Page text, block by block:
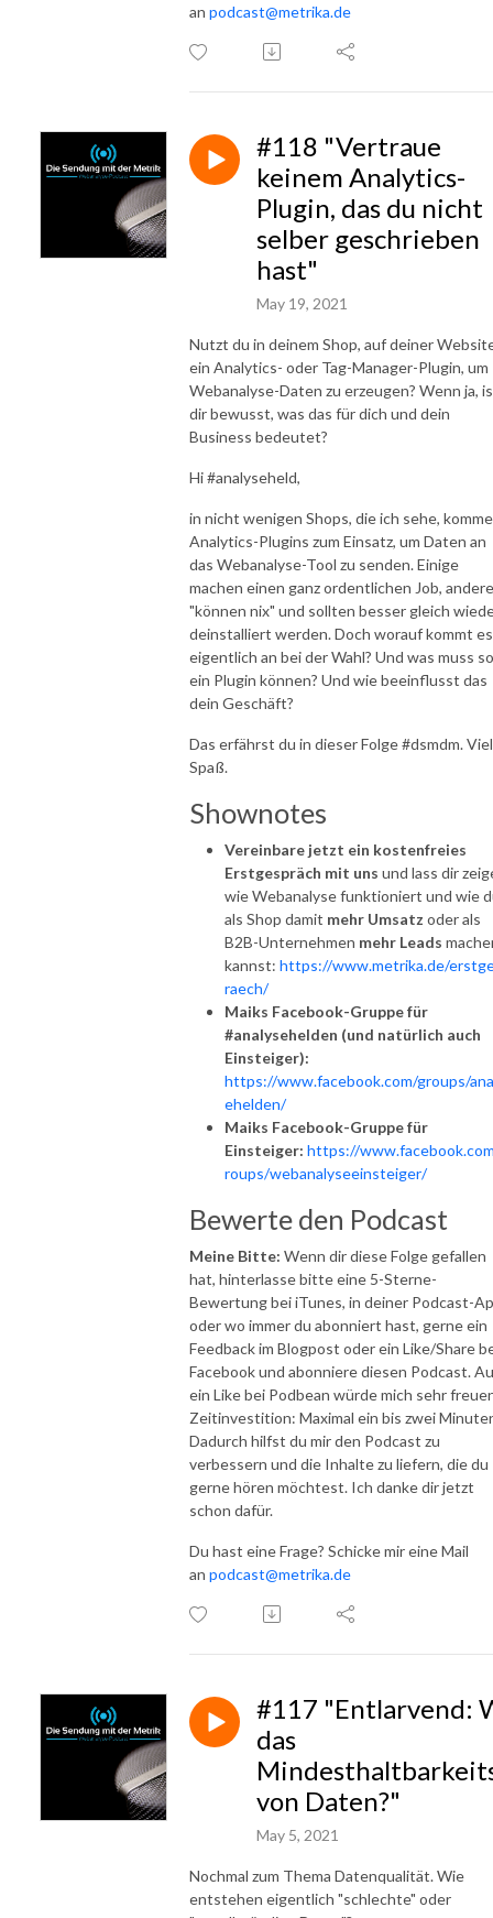
an podcast@metrika.de
#118 "Vertraue
keinem Analytics-
Plugin, das du nicht
selber geschrieben
hast"
May 19, 2021
Nutzt du in deinem Shop, auf deiner
ein Analytics- oder Tag-Manager-Plugin, um
Webanalyse-Daten zu erzeugen? Wenn ja,
dir bewusst, was das für dich und dein
Business bedeutet?
Hi #analyseheld,
in nicht wenigen Shops, die ich sehe,
Analytics-Plugins zum Einsatz, um Daten an
das Webanalyse-Tool zu senden. Einige
machen einen ganz ordentlichen Job, andere
"können nix" und sollten besser gleich
deinstalliert werden. Doch worauf kommt es
eigentlich an bei der Wahl? Und was muss so
ein Plugin können? Und wie beeinflusst das
dein Geschäft?
Das erfährst du in dieser Folge #dsmdm. Viel
Spaß.
Shownotes
Vereinbare jetzt ein kostenfreies
Erstgespräch mit uns und lass dir
wie Webanalyse funktioniert und wie
als Shop damit mehr Umsatz oder als
B2B-Unternehmen mehr Leads
kannst: https://www.metrika.de/
raech/
Maiks Facebook-Gruppe für
#analysehelden (und natürlich auch
Einsteiger):
https://www.facebook.com/groups/
ehelden/
Maiks Facebook-Gruppe für
Einsteiger: https://
roups/webanalyseeinsteiger/
Bewerte den Podcast
Meine Bitte: Wenn dir diese Folge gefallen
hat, hinterlasse bitte eine 5-Sterne-
Bewertung bei iTunes, in deiner Podcast-
oder wo immer du abonniert hast, gerne ein
Feedback im Blogpost oder ein Like/Share
Facebook und abonniere diesen Podcast.
ein Like bei Podbean würde mich sehr
Zeitinvestition: Maximal ein bis zwei
Dadurch hilfst du mir den Podcast zu
verbessern und die Inhalte zu liefern, die du
gerne hören möchtest. Ich danke dir jetzt
schon dafür.
Du hast eine Frage? Schicke mir eine Mail
an podcast@metrika.de
#117 "Entlarvend:
das
von Daten?"
May 5, 2021
Nochmal zum Thema Datenqualität. Wie
entstehen eigentlich "schlechte" oder